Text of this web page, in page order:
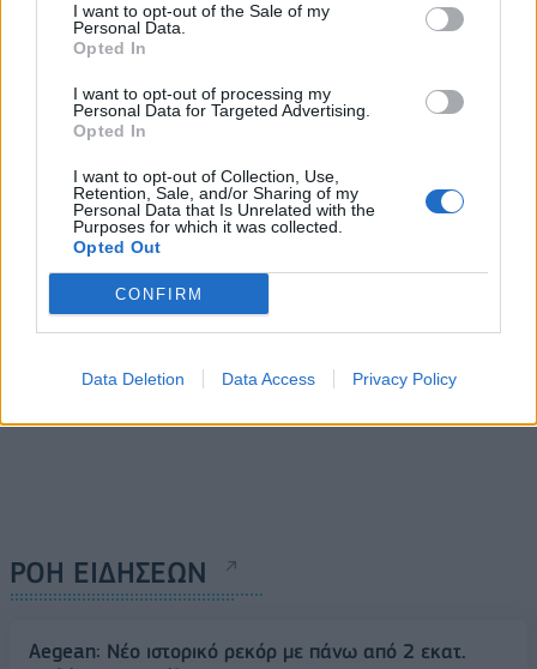
I want to opt-out of the Sale of my
Personal Data.
Opted In
I want to opt-out of processing my
Personal Data for Targeted Advertising.
Opted In
I want to opt-out of Collection, Use,
Retention, Sale, and/or Sharing of my
Personal Data that Is Unrelated with the
Purposes for which it was collected.
Opted Out
CONFIRM
Data Deletion Data Access Privacy Policy
Επίσκεψη Κ. Μητσοτάκη
στο νέο πρότυπο γραφείο
της ΔΥΠΑ
28/05/2024 - 16:47
Επίσκεψη του Εμίρη του
Κατάρ στην Αθήνα – Γάζα
Μητσοτάκη
29/05/2024 - 07:13
ΡΟΗ ΕΙΔΗΣΕΩΝ
Aegean: Νέο ιστορικό ρεκόρ με πάνω από 2 εκατ.